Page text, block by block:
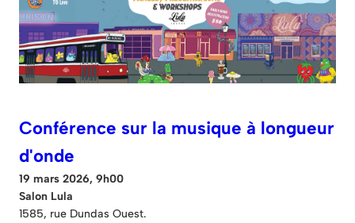
Conférence sur la musique à longueur
d'onde
19 mars 2026, 9h00
Salon Lula
1585, rue Dundas Ouest.